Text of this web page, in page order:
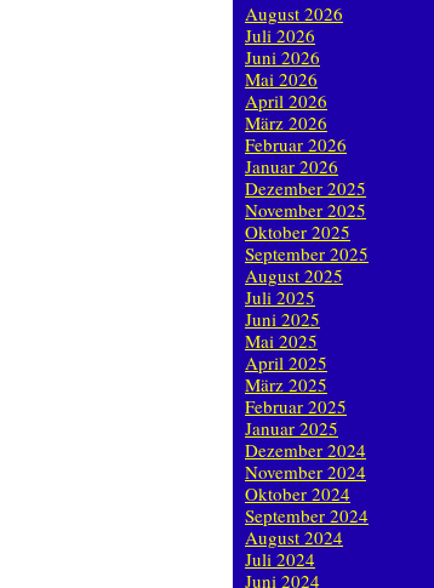
August 2026
Juli 2026
Juni 2026
Mai 2026
April 2026
März 2026
Februar 2026
Januar 2026
Dezember 2025
November 2025
Oktober 2025
September 2025
August 2025
Juli 2025
Juni 2025
Mai 2025
April 2025
März 2025
Februar 2025
Januar 2025
Dezember 2024
November 2024
Oktober 2024
September 2024
August 2024
Juli 2024
Juni 2024